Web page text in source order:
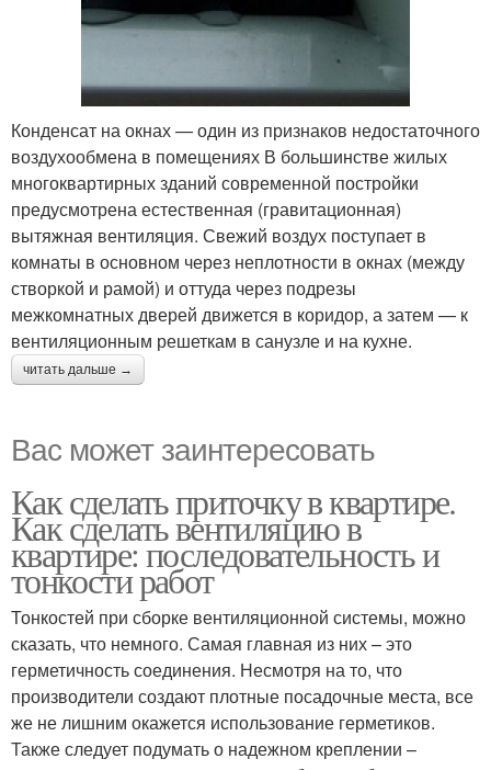
Конденсат на окнах — один из признаков недостаточного
воздухообмена в помещениях В большинстве жилых
многоквартирных зданий современной постройки
предусмотрена естественная (гравитационная)
вытяжная вентиляция. Свежий воздух поступает в
комнаты в основном через неплотности в окнах (между
створкой и рамой) и оттуда через подрезы
межкомнатных дверей движется в коридор, а затем — к
вентиляционным решеткам в санузле и на кухне.
читать дальше →
Вас может заинтересовать
Как сделать приточку в квартире.
Как сделать вентиляцию в
квартире: последовательность и
тонкости работ
Тонкостей при сборке вентиляционной системы, можно
сказать, что немного. Самая главная из них – это
герметичность соединения. Несмотря на то, что
производители создают плотные посадочные места, все
же не лишним окажется использование герметиков.
Также следует подумать о надежном креплении –